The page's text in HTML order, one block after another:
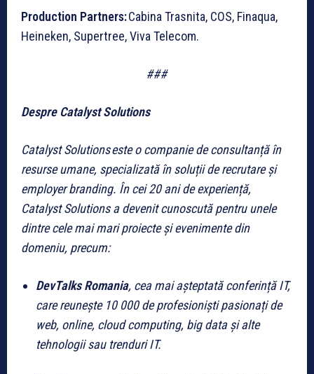
Production Partners:Cabina Trasnita, COS, Finaqua,
Heineken, Supertree, Viva Telecom.
###
Despre Catalyst Solutions
Catalyst Solutions este o companie de consultanță în
resurse umane, specializată în soluții de recrutare și
employer branding. În cei 20 ani de experiență,
Catalyst Solutions a devenit cunoscută pentru unele
dintre cele mai mari proiecte și evenimente din
domeniu, precum:
DevTalks Romania, cea mai așteptată conferință IT,
care reunește 10 000 de profesioniști pasionați de
web, online, cloud computing, big data și alte
tehnologii sau trenduri IT.